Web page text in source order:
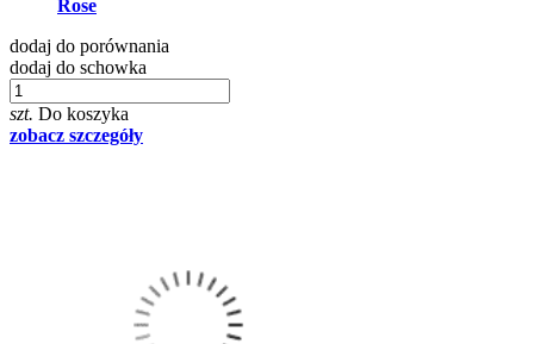
Rose
dodaj do porównania
dodaj do schowka
szt. Do koszyka
zobacz szczegóły